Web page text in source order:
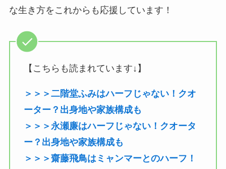
な生き方をこれからも応援しています！
【こちらも読まれています↓】
＞＞＞二階堂ふみはハーフじゃない！クオ
ーター？出身地や家族構成も
＞＞＞永瀬廉はハーフじゃない！クオータ
ー？出身地や家族構成も
＞＞＞齋藤飛鳥はミャンマーとのハーフ！